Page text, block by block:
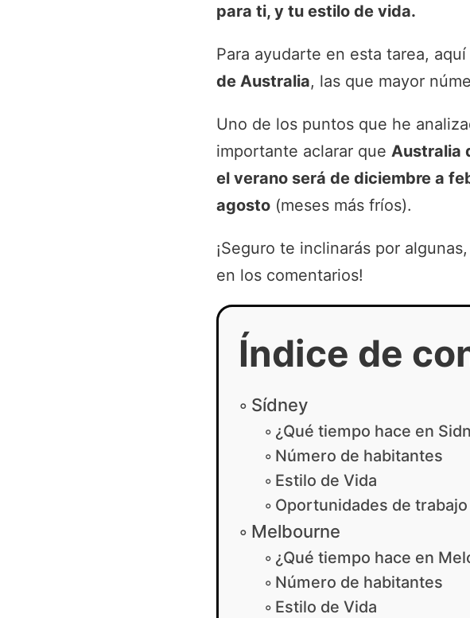
para ti, y tu estilo de vida.
Para ayudarte en esta tarea,
de Australia, las que mayor
Uno de los puntos que he
importante aclarar que Australia
el verano será de diciembre a
agosto (meses más fríos).
¡Seguro te inclinarás por
en los comentarios!
Índice de
Sídney
¿Qué tiempo hace en
Número de habitantes
Estilo de Vida
Oportunidades de trabajo
Melbourne
¿Qué tiempo hace en
Número de habitantes
Estilo de Vida